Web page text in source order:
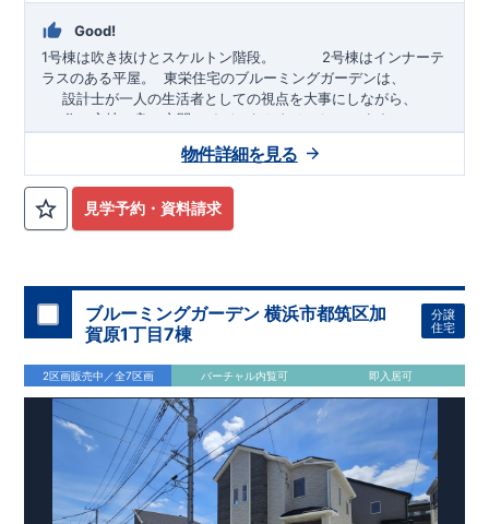
Good!
1号棟は吹き抜けとスケルトン階段。
​2号棟はインナーテ
ラスのある平屋。
​ ​東栄住宅のブルーミングガーデンは、
設計士が一人の生活者としての視点を大事にしながら、
住み心地の良い空間アイデアをカタチにしています。
TEL:098-860-2201（火・水曜日定休日、年末年始休み）
■オプションではありません！全棟標準搭載
■１階廻りの構造材は防腐・防蟻性を確保するため、構造用集
成材に
ヒノキ を使用しております！
長期優良住宅もっと詳しく
入れをして、長く大切に使う」という考え方の下、 国が定めた
7つの厳しい技術基準をクリアした物件だけが認定を受けられる
長期優良住宅。
長期優良住宅として認定を受けるためには、国が定めた下記 7
の技術基準をクリアする必要があります。東栄住宅は全棟でク
リア！①耐震性②劣化対策③維持管理性④住戸面積⑤省エネル
ギー性⑥居住環境⑦維持保全管理
そのほかの魅力として、住宅ローン金利優遇、固定資産税の減
税、中古市場での売却時にも有利です。 ■
住宅性能評価ダブル
取得
もっと詳しく
「設計」と「建設」のダブルで性
見学予約・資料請求
物件詳細を見る
ブルーミングガーデン 横浜市都筑区加
賀原1丁目7棟
分譲
住宅
2区画販売中／全7区画 バーチャル内覧可 即入居可